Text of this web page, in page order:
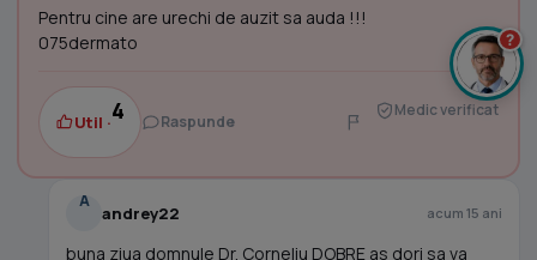
Pentru cine are urechi de auzit sa auda !!!
075dermato
Util ·4 Raspunde
Medic verificat
A
andrey22 acum 15 ani
buna ziua domnule Dr. Corneliu DOBRE as dori sa va
?